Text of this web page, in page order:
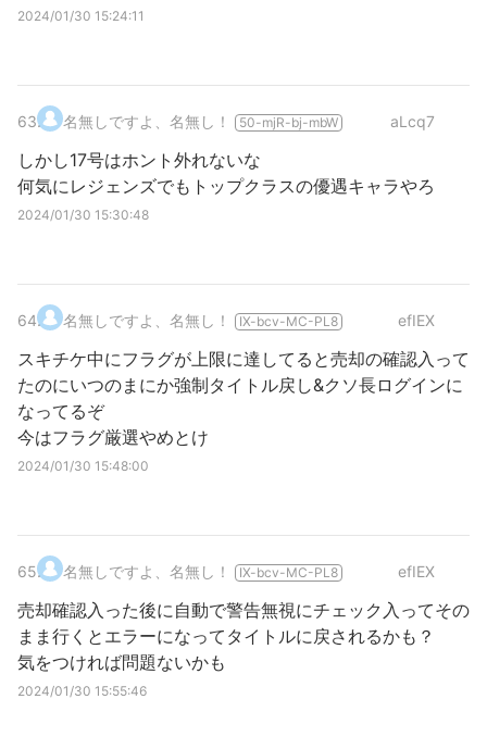
2024/01/30 15:24:11
63. 名無しですよ、名無し！ 50-mjR-bj-mbW aLcq7
しかし17号はホント外れないな
何気にレジェンズでもトップクラスの優遇キャラやろ
2024/01/30 15:30:48
64. 名無しですよ、名無し！ IX-bcv-MC-PL8 efIEX
スキチケ中にフラグが上限に達してると売却の確認入って
たのにいつのまにか強制タイトル戻し&クソ長ログインに
なってるぞ
今はフラグ厳選やめとけ
2024/01/30 15:48:00
65. 名無しですよ、名無し！ IX-bcv-MC-PL8 efIEX
売却確認入った後に自動で警告無視にチェック入ってその
まま行くとエラーになってタイトルに戻されるかも？
気をつければ問題ないかも
2024/01/30 15:55:46